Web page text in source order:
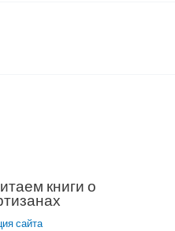
книги о
сайта